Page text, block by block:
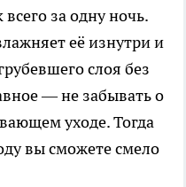
за одну ночь.
её изнутри и
слоя без
— не забывать о
уходе. Тогда
вы сможете смело